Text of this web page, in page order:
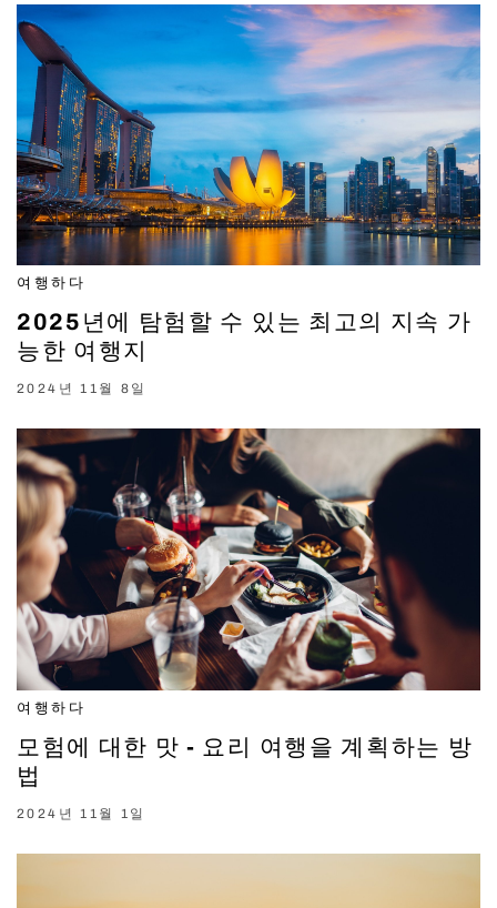
여행하다
2025년에 탐험할 수 있는 최고의 지속 가
능한 여행지
2024년 11월 8일
여행하다
모험에 대한 맛 - 요리 여행을 계획하는 방
법
2024년 11월 1일